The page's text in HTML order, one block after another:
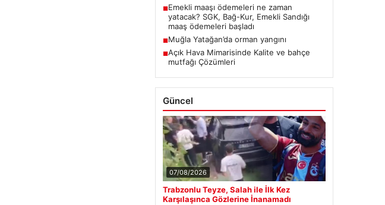
■Emekli maaşı ödemeleri ne zaman
yatacak? SGK, Bağ-Kur, Emekli Sandığı
maaş ödemeleri başladı
■Muğla Yatağan’da orman yangını
■Açık Hava Mimarisinde Kalite ve bahçe
mutfağı Çözümleri
Güncel
07/08/2026
Trabzonlu Teyze, Salah ile İlk Kez
Karşılaşınca Gözlerine İnanamadı